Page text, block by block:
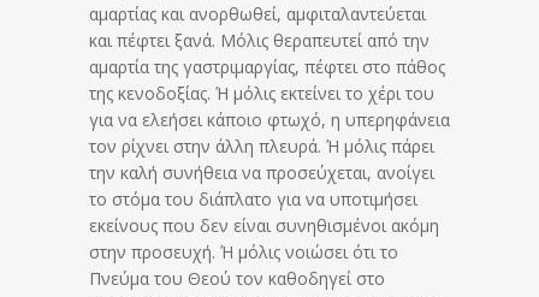
αμαρτίας και ανορθωθεί, αμφιταλαντεύεται
και πέφτει ξανά. Μόλις θεραπευτεί από την
αμαρτία της γαστριμαργίας, πέφτει στο πάθος
της κενοδοξίας. Ή μόλις εκτείνει το χέρι του
για να ελεήσει κάποιο φτωχό, η υπερηφάνεια
τον ρίχνει στην άλλη πλευρά. Ή μόλις πάρει
την καλή συνήθεια να προσεύχεται, ανοίγει
το στόμα του διάπλατο για να υποτιμήσει
εκείνους που δεν είναι συνηθισμένοι ακόμη
στην προσευχή. Ή μόλις νοιώσει ότι το
Πνεύμα του Θεού τον καθοδηγεί στο